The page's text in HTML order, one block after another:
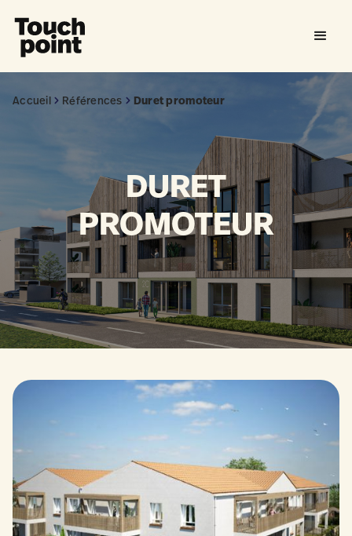
Accueil Références Duret promoteur
DURET
PROMOTEUR